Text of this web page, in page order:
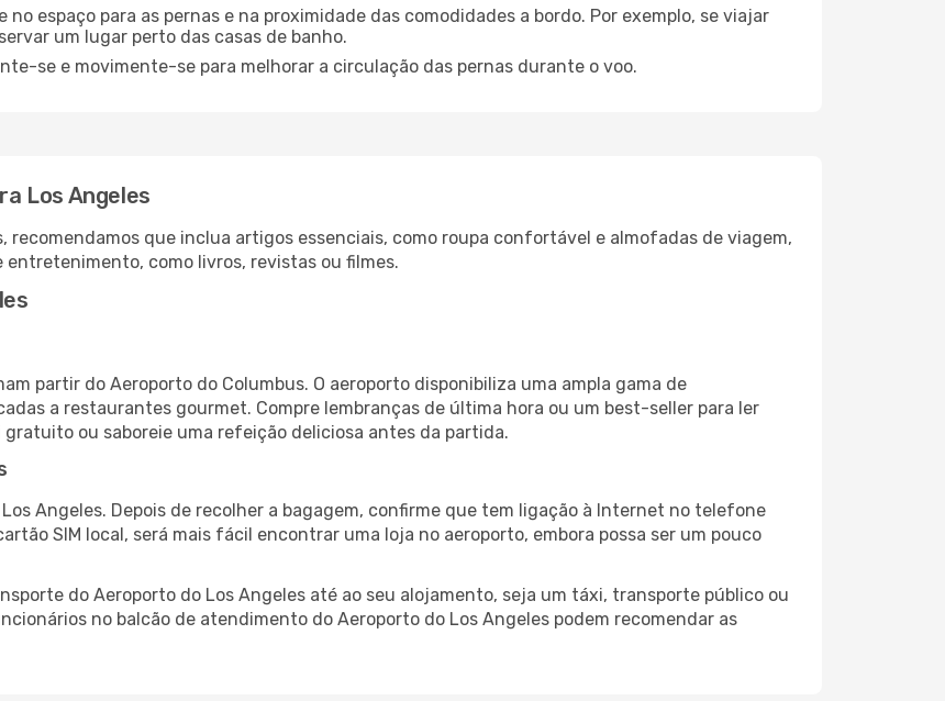
no espaço para as pernas e na proximidade das comodidades a bordo. Por exemplo, se viajar
um lugar perto das casas de banho.
se e movimente-se para melhorar a circulação das pernas durante o voo.
Los Angeles
que inclua artigos essenciais, como roupa confortável e almofadas de viagem,
entretenimento, como livros, revistas ou filmes.
partir do Aeroporto do Columbus. O aeroporto disponibiliza uma ampla gama de
a restaurantes gourmet. Compre lembranças de última hora ou um best-seller para ler
ou saboreie uma refeição deliciosa antes da partida.
Angeles. Depois de recolher a bagagem, confirme que tem ligação à Internet no telefone
SIM local, será mais fácil encontrar uma loja no aeroporto, embora possa ser um pouco
do Aeroporto do Los Angeles até ao seu alojamento, seja um táxi, transporte público ou
no balcão de atendimento do Aeroporto do Los Angeles podem recomendar as